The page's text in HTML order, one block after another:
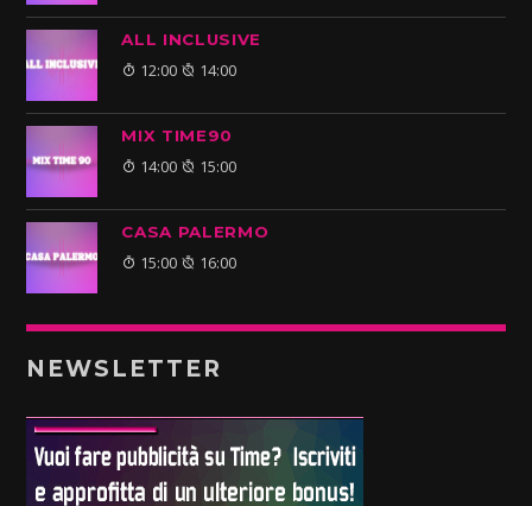
ALL INCLUSIVE
12:00 14:00
MIX TIME90
14:00 15:00
CASA PALERMO
15:00 16:00
NEWSLETTER